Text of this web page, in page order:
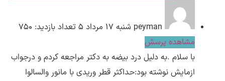
peyman شنبه ۱۷ مرداد ۵
تعداد بازدید: 750
مشاهده پرسش
با سلام .به دلیل درد بیضه به دکتر مراجعه کردم و درجواب
ازمایش نوشته بود:حداکثر قطر وریدی با مانور والسالوا